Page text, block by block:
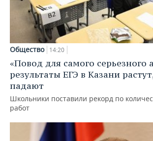
Общество 14:20
«Повод для самого серьезного
результаты ЕГЭ в Казани
падают
Школьники поставили рекорд по
работ